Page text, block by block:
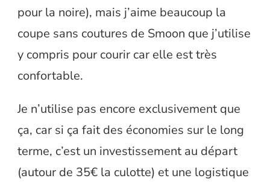
pour la noire), mais j’aime beaucoup la
coupe sans coutures de Smoon que j’utilise
y compris pour courir car elle est très
confortable.
Je n’utilise pas encore exclusivement que
ça, car si ça fait des économies sur le long
terme, c’est un investissement au départ
(autour de 35€ la culotte) et une logistique